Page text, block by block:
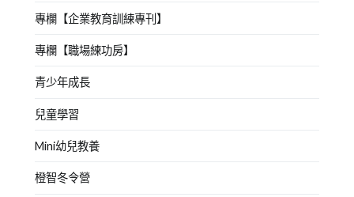
話
巴,
邏
思
專欄【企業教育訓練專刊】
專欄【職場練功房】
青少年成長
兒童學習
Mini幼兒教養
橙智冬令營